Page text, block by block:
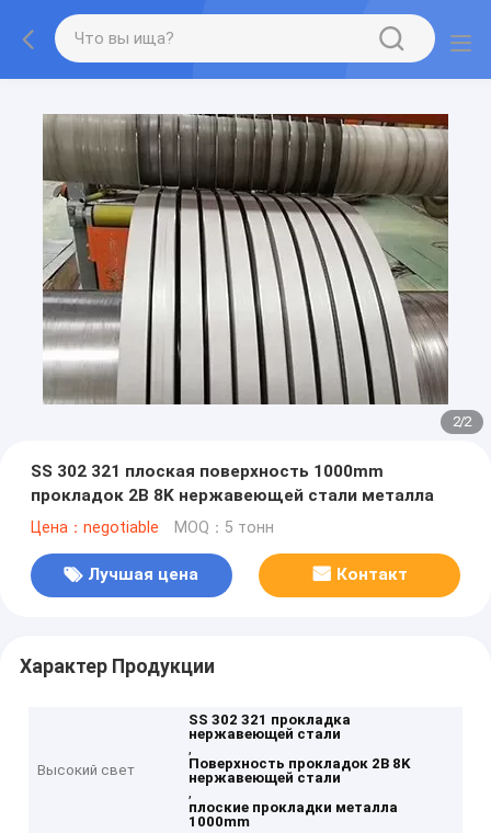
2/2
SS 302 321 плоская поверхность 1000mm
прокладок 2B 8K нержавеющей стали металла
Цена：negotiable MOQ：5 тонн
Лучшая цена Контакт
Характер Продукции
Высокий свет
SS 302 321 прокладка
нержавеющей стали
,
Поверхность прокладок 2B 8K
нержавеющей стали
,
плоские прокладки металла
1000mm